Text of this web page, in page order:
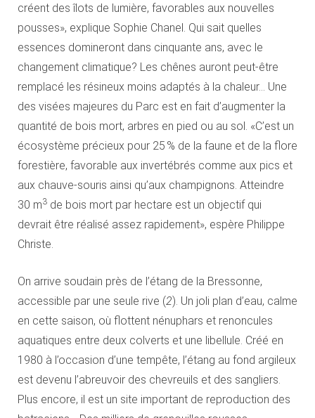
créent des îlots de lumière, favorables aux nouvelles
pousses», explique Sophie Chanel. Qui sait quelles
essences domineront dans cinquante ans, avec le
changement climatique? Les chênes auront peut-être
remplacé les résineux moins adaptés à la chaleur… Une
des visées majeures du Parc est en fait d’augmenter la
quantité de bois mort, arbres en pied ou au sol. «C’est un
écosystème précieux pour 25 % de la faune et de la flore
forestière, favorable aux invertébrés comme aux pics et
aux chauve-souris ainsi qu’aux champignons. Atteindre
30 m3 de bois mort par hectare est un objectif qui
devrait être réalisé assez rapidement», espère Philippe
Christe.
On arrive soudain près de l’étang de la Bressonne,
accessible par une seule rive (2). Un joli plan d’eau, calme
en cette saison, où flottent nénuphars et renoncules
aquatiques entre deux colverts et une libellule. Créé en
1980 à l’occasion d’une tempête, l’étang au fond argileux
est devenu l’abreuvoir des chevreuils et des sangliers.
Plus encore, il est un site important de reproduction des